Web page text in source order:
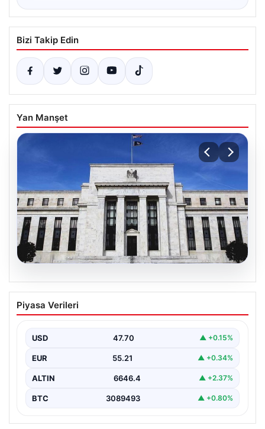
Bizi Takip Edin
Yan Manşet
Fed faizi sabit tuttu
Piyasa Verileri
USD 47.70 ▲ +0.15%
EUR 55.21 ▲ +0.34%
ALTIN 6646.4 ▲ +2.37%
BTC 3089493 ▲ +0.80%